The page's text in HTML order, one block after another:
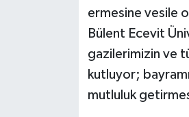
ermesine vesile
Bülent Ecevit
gazilerimizin ve
kutluyor;
mutluluk